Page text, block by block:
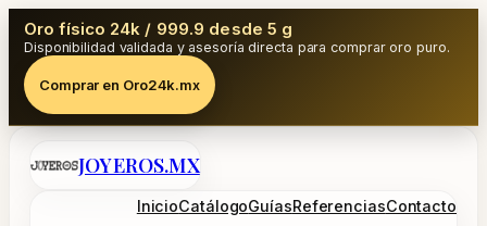
Oro físico 24k / 999.9 desde 5 g
Disponibilidad validada y asesoría directa para comprar oro puro.
Comprar en Oro24k.mx
Saltar
JOYEROS.MX
InicioCatálogoGuíasReferenciasContacto